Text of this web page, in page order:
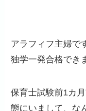
アラフィフ主婦で
独学一発合格でき
保育士試験前1カ
態にいまして、な